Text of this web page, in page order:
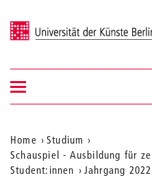
Universität der Künste Berlin
Navigation &
Suche
Navigation
ein-/ausblenden
Aktuelle
Position
Home
Studium
Schauspiel - Ausbildung für
Student:innen
Jahrgang 2022